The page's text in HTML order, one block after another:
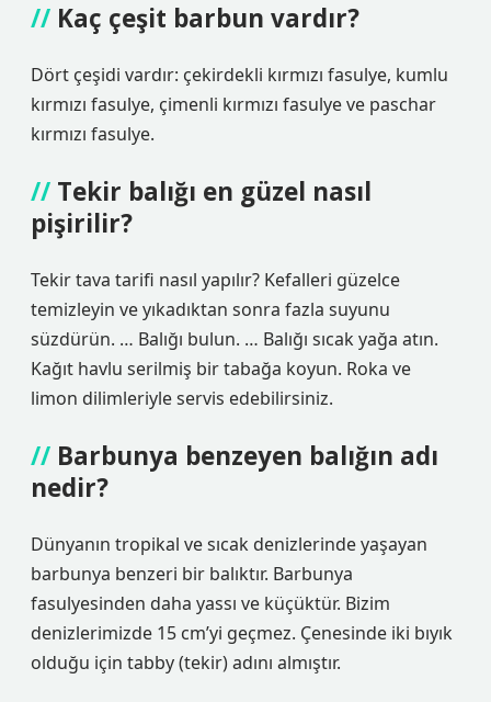
Kaç çeşit barbun vardır?
Dört çeşidi vardır: çekirdekli kırmızı fasulye, kumlu
kırmızı fasulye, çimenli kırmızı fasulye ve paschar
kırmızı fasulye.
Tekir balığı en güzel nasıl
pişirilir?
Tekir tava tarifi nasıl yapılır? Kefalleri güzelce
temizleyin ve yıkadıktan sonra fazla suyunu
süzdürün. … Balığı bulun. … Balığı sıcak yağa atın.
Kağıt havlu serilmiş bir tabağa koyun. Roka ve
limon dilimleriyle servis edebilirsiniz.
Barbunya benzeyen balığın adı
nedir?
Dünyanın tropikal ve sıcak denizlerinde yaşayan
barbunya benzeri bir balıktır. Barbunya
fasulyesinden daha yassı ve küçüktür. Bizim
denizlerimizde 15 cm’yi geçmez. Çenesinde iki bıyık
olduğu için tabby (tekir) adını almıştır.